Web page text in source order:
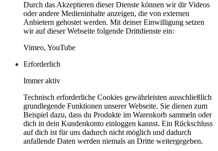
Durch das Akzeptieren dieser Dienste können wir dir Videos
oder andere Medieninhalte anzeigen, die von externen
Anbietern gehostet werden. Mit deiner Einwilligung setzen
wir auf dieser Webseite folgende Drittdienste ein:
Vimeo, YouTube
Erforderlich
Immer aktiv
Technisch erforderliche Cookies gewährleisten ausschließlich
grundlegende Funktionen unserer Webseite. Sie dienen zum
Beispiel dazu, dass du Produkte im Warenkorb sammeln oder
dich in dein Kundenkonto einloggen kannst. Ein Rückschluss
auf dich ist für uns dadurch nicht möglich und dadurch
anfallende Daten werden niemals an Dritte weitergegeben.